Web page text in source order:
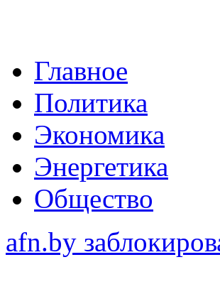
Главное
Политика
Экономика
Энергетика
Общество
afn.by